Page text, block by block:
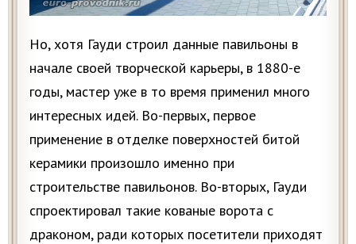
Но, хотя Гауди строил данные павильоны в
начале своей творческой карьеры, в 1880-е
годы, мастер уже в то время применил много
интересных идей. Во-первых, первое
применение в отделке поверхностей битой
керамики произошло именно при
строительстве павильонов. Во-вторых, Гауди
спроектировал такие кованые ворота с
драконом, ради которых посетители приходят